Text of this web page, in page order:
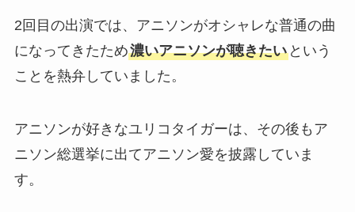
2回目の出演では、アニソンがオシャレな普通の曲
になってきたため濃いアニソンが聴きたいという
ことを熱弁していました。
アニソンが好きなユリコタイガーは、その後もア
ニソン総選挙に出てアニソン愛を披露していま
す。